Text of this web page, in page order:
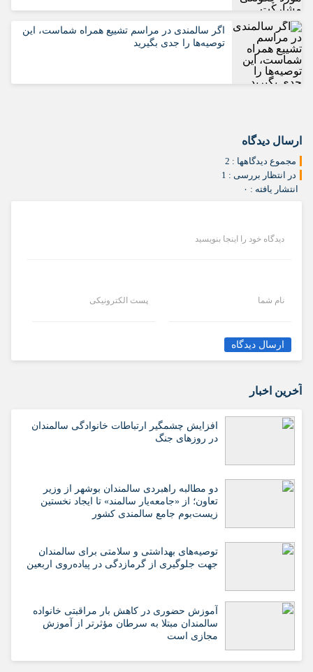
اگر سالمندی در مراسم تشییع همراه شماست، این
توصیه‌ها را جدی بگیرید
ارسال دیدگاه
مجموع دیدگاهها : 2
در انتظار بررسی : 1
انتشار یافته : ۰
دیدگاه خود را اینجا بنویسید
نام شما پست الکترونیکی
ارسال دیدگاه
آخرین اخبار
افزایش چشمگیر ارتباطات خانوادگی سالمندان
در روزهای جنگ
دو مطالبه راهبردی سالمندان بوشهر از وزیر
تعاون؛ از «جامعه‌یار سالمند» تا ایجاد نخستین
زیست‌بوم جامع سالمندی کشور
️توصیه‌های بهداشتی و سلامتی برای سالمندان
جهت جلوگیری از گرمازدگی در پیاده‌روی اربعین
آموزش حضوری در کاهش بار مراقبتی خانواده
سالمندان مبتلا به سرطان مؤثرتر از آموزش
مجازی است